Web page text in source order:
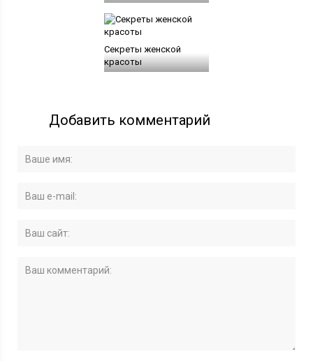
Секреты женской
красоты
Добавить комментарий